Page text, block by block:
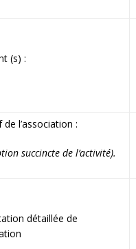
(s) :
l’association :
succincte de l’activité).
détaillée de